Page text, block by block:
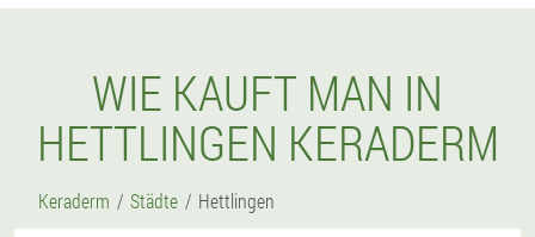
WIE KAUFT MAN IN
HETTLINGEN KERADERM
Keraderm Städte Hettlingen